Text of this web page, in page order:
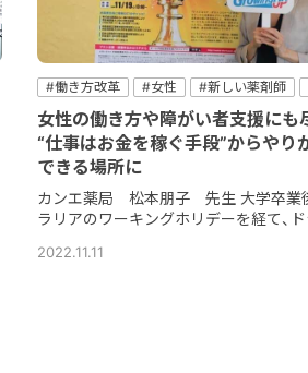
#働き方改革 #女性 #新しい薬剤師
女性の働き方や障がい者支援にも
“仕事はお金を稼ぐ手段”からやり
できる場所に
カンエ薬局 松本朋子 先生 大学卒業
ラリアのワーキングホリデーを経て、
2022.11.11